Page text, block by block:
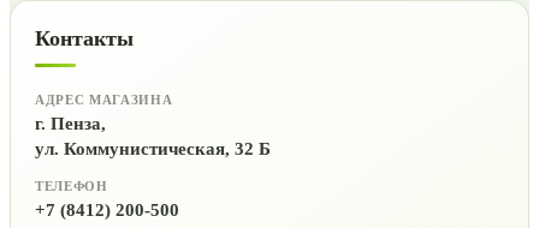
Контакты
АДРЕС МАГАЗИНА
г. Пенза,
ул. Коммунистическая, 32 Б
ТЕЛЕФОН
+7 (8412) 200-500